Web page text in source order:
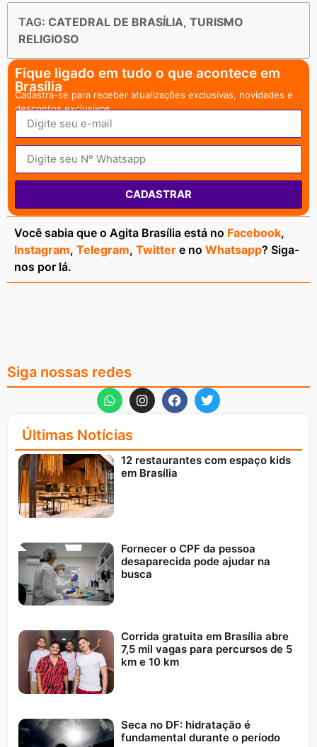
TAG: CATEDRAL DE BRASÍLIA, TURISMO
RELIGIOSO
Fique ligado em tudo o que acontece em
Brasília
Cadastra-se para receber atualizações exclusivas, novidades e
descontos exclusivos.
CADASTRAR
Você sabia que o Agita Brasília está no Facebook,
Instagram, Telegram, Twitter e no Whatsapp? Siga-
nos por lá.
Siga nossas redes
Últimas Notícias
12 restaurantes com espaço kids
em Brasília
Fornecer o CPF da pessoa
desaparecida pode ajudar na
busca
Corrida gratuita em Brasília abre
7,5 mil vagas para percursos de 5
km e 10 km
Seca no DF: hidratação é
fundamental durante o período